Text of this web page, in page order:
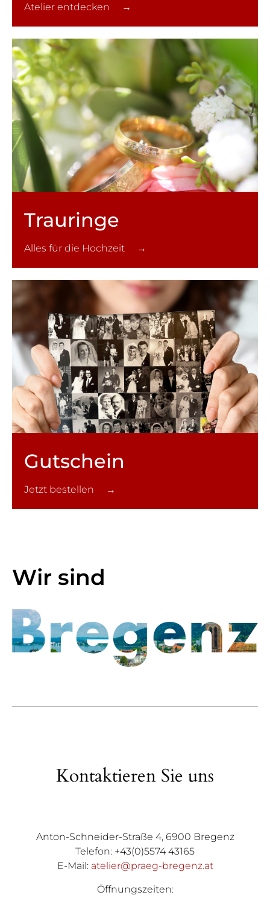
Atelier entdecken →
Trauringe
Alles für die Hochzeit →
Gutschein
Jetzt bestellen →
Wir sind
Kontaktieren Sie uns
Anton-Schneider-Straße 4, 6900 Bregenz
Telefon: +43(0)5574 43165
E-Mail: atelier@praeg-bregenz.at
Öffnungszeiten: